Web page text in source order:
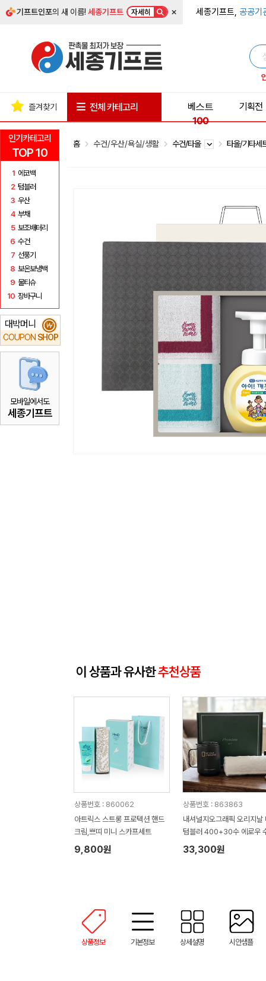
기프트인포의 새 이름!세종기프트 자세히 × 세종기프트, 공공기
인기카테고리
TOP 10
1 에코백
2 텀블러
3 우산
4 부채
5 보조배터리
6 수건
7 선풍기
8 보온보냉백
9 물티슈
10 장바구니
대박머니
COUPON SHOP
₩
모바일에서도
세종기프트
즐겨찾기 전체 카테고리
베스트
100
기획전
홈 수건/우산/욕실/생활 수건/타올 타올/기타
이 상품과 유사한추천상품
상품번호 : 860062
아트릭스 스트롱 프로텍션 핸드
크림,쁘띠 미니 스카프세트
9,800원
상품번호 : 863863
내셔널지오그래픽 오리지날
텀블러 400+30수 에로우
타올 텀블러세트 NL08
33,300원
상품정보 기본정보 상세설명 시안샘플